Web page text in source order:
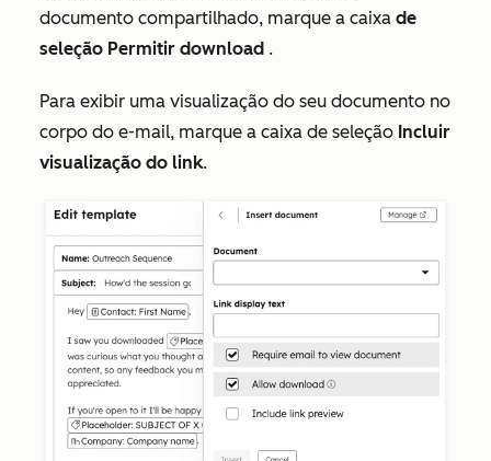
documento compartilhado, marque a caixa de
seleção Permitir download .
Para exibir uma visualização do seu documento no
corpo do e-mail, marque a caixa de seleção Incluir
visualização do link.